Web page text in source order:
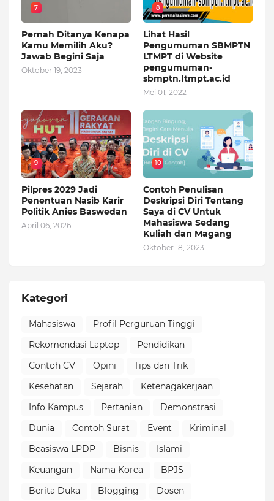
7
Pernah Ditanya Kenapa
Kamu Memilih Aku?
Jawab Begini Saja
Oktober 19, 2023
8
Lihat Hasil
Pengumuman SBMPTN
LTMPT di Website
pengumuman-
sbmptn.ltmpt.ac.id
Mei 01, 2022
9
Pilpres 2029 Jadi
Penentuan Nasib Karir
Politik Anies Baswedan
April 06, 2026
10
Contoh Penulisan
Deskripsi Diri Tentang
Saya di CV Untuk
Mahasiswa Sedang
Kuliah dan Magang
Oktober 18, 2023
Kategori
Mahasiswa
Profil Perguruan Tinggi
Rekomendasi Laptop
Pendidikan
Contoh CV
Opini
Tips dan Trik
Kesehatan
Sejarah
Ketenagakerjaan
Info Kampus
Pertanian
Demonstrasi
Dunia
Contoh Surat Event
Kriminal
Beasiswa LPDP
Bisnis
Islami
Keuangan
Nama Korea
BPJS
Berita Duka
Blogging
Dosen